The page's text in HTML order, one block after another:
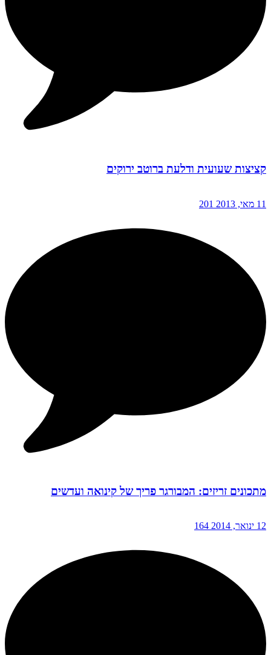
קציצות שעועית ודלעת ברוטב ירוקים
11 מאי, 2013 201
מתכונים זריזים: המבורגר פריך של קינואה ועדשים
12 ינואר, 2014 164